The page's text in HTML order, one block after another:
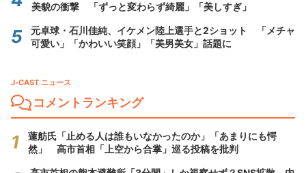
美貌の衝撃 「ずっと変わらず綺麗」「美しすぎ」
元卓球・石川佳純、イケメン陸上選手と2ショット 「メチャ
可愛い」「かわいい笑顔」「美男美女」話題に
J-CAST ニュース
コメントランキング
蓮舫氏「止める人は誰もいなかったのか」「あまりにも愕
然」 高市首相「上空から合掌」巡る投稿を批判